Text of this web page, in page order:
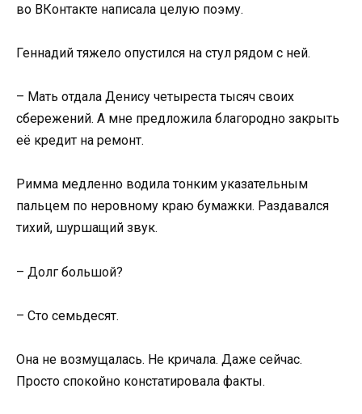
во ВКонтакте написала целую поэму.
Геннадий тяжело опустился на стул рядом с ней.
– Мать отдала Денису четыреста тысяч своих
сбережений. А мне предложила благородно закрыть
её кредит на ремонт.
Римма медленно водила тонким указательным
пальцем по неровному краю бумажки. Раздавался
тихий, шуршащий звук.
– Долг большой?
– Сто семьдесят.
Она не возмущалась. Не кричала. Даже сейчас.
Просто спокойно констатировала факты.